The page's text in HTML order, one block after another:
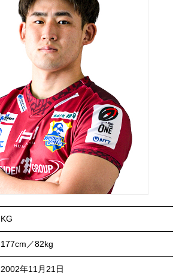
KG
177cm／82kg
2002年11月21日